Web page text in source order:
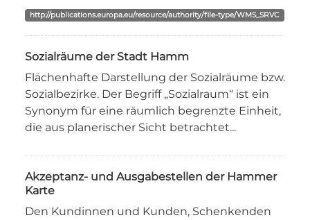
http://publications.europa.eu/resource/authority/file-type/WMS_SRVC
Sozialräume der Stadt Hamm
Flächenhafte Darstellung der Sozialräume bzw.
Sozialbezirke. Der Begriff „Sozialraum“ ist ein
Synonym für eine räumlich begrenzte Einheit,
die aus planerischer Sicht betrachtet...
Akzeptanz- und Ausgabestellen der Hammer
Karte
Den Kundinnen und Kunden, Schenkenden